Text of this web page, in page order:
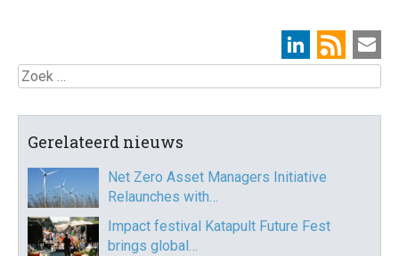
Zoek
Gerelateerd nieuws
Net Zero Asset Managers Initiative
Relaunches with…
Impact festival Katapult Future Fest
brings global…